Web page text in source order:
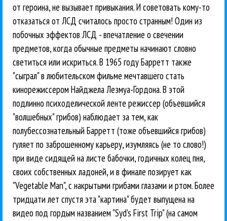
от героина, не вызывает привыкания. И советовать кому-то
отказаться от ЛСД считалось просто странным! Один из
побочных эффектов ЛСД - впечатление о свечении
предметов, когда обычные предметы начинают словно
светиться или искриться. В 1965 году Барретт также
"сыграл" в любительском фильме мечтавшего стать
кинорежиссером Найджела Лезмуа-Гордона. В этой
подлинно психоделической ленте режиссер (объевшийся
"волшебных" грибов) наблюдает за тем, как
полубессознательный Барретт (тоже объевшийся грибов)
гуляет по заброшенному карьеру, изумляясь (не то слово!)
при виде сидящей на листе бабочки, годичных колец пня,
своих собственных ладоней, и в финале позирует как
"Vegetable Man", с накрытыми грибами глазами и ртом. Более
тридцати лет спустя эта "картина" будет выпущена на
видео под гордым названием "Syd's First Trip" (на самом